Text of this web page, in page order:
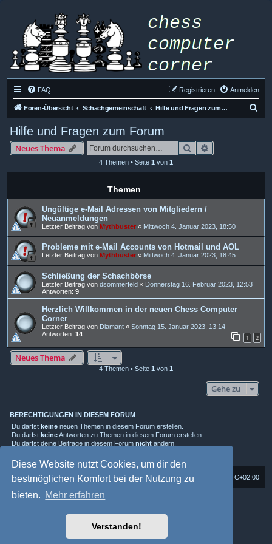
Diese Website nutzt Cookies, um dir den
bestmöglichen Komfort bei der Nutzung zu
bieten. Mehr erfahren
Verstanden!
FAQ Anmelden
Registrieren
Foren-Übersicht Schachgemeinschaft Hilfe und Fragen zum Forum
Hilfe und Fragen zum Forum
Neues Thema Suche
4 Themen • Seite 1 von 1
Themen
Ungültige e-Mail Adressen von Mitgliedern /
Neuanmeldungen
Letzter Beitrag von Mythbuster « Mittwoch 4. Januar 2023, 18:50
Probleme mit e-Mail Accounts von Hotmail und AOL
Letzter Beitrag von Mythbuster « Mittwoch 4. Januar 2023, 18:45
Schließung der Schachbörse
Letzter Beitrag von dsommerfeld « Donnerstag 16. Februar 2023, 12:53
Antworten: 9
Herzlich Willkommen in der neuen Chess Computer
Corner
Letzter Beitrag von Diamant « Sonntag 15. Januar 2023, 13:14
Antworten: 14 1 2
Neues Thema
4 Themen • Seite 1 von 1
Gehe zu
BERECHTIGUNGEN IN DIESEM FORUM
Du darfst keine neuen Themen in diesem Forum erstellen.
Du darfst keineAntworten zu Themen in diesem Forum erstellen.
Du darfst deine Beiträge in diesem Forum nicht ändern.
Du darfstkeine Dateianhänge in diesem Forum erstellen.
Foren-Übersicht Alle Zeiten sind UTC+02:00
Alle Cookies löschen
Powered byphpBB
Style: Multi Design by Joyce&Luna
phpBB-Style-Design
phpBB Two Factor Authentication ©
Datenschutz|Nutzungsbedingungen